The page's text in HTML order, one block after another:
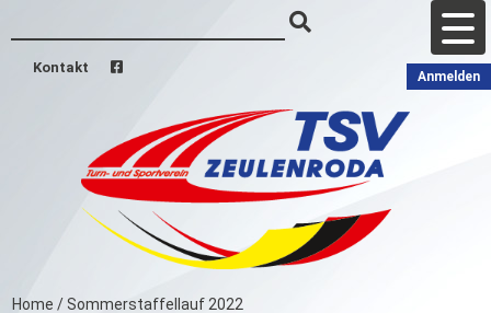
Kontakt
Anmelden
Home /Sommerstaffellauf 2022